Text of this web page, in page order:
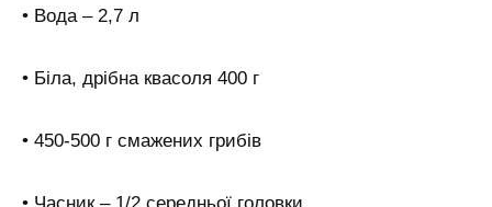
• Вода – 2,7 л
• Біла, дрібна квасоля 400 г
• 450-500 г смажених грибів